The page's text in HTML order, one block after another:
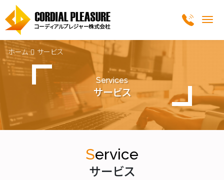
ホーム サービス
Services
サービス
Service
サービス